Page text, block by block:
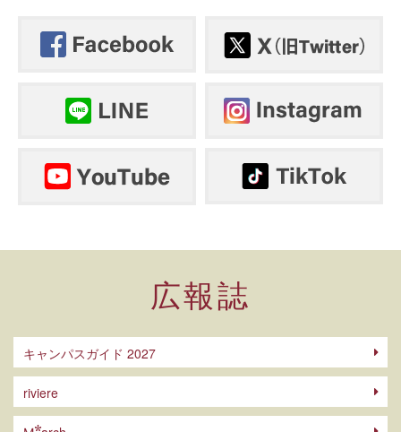
広報誌
キャンパスガイド 2027
riviere